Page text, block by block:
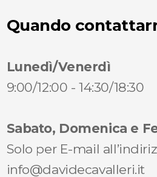
Quando
Lunedì/Venerdì
9:00/12:00 - 14:30/18:30
Sabato, Domenica e
Solo per E-mail
info@davidecavalleri.it